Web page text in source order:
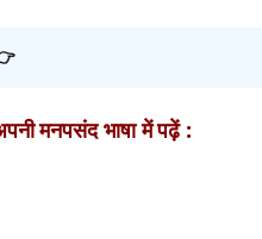
मनपसंद भाषा में पढ़ें :